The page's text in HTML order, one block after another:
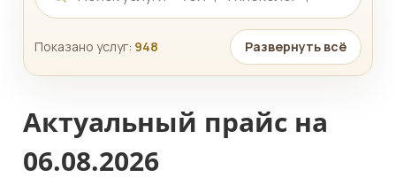
Показано услуг: 948 Развернуть всё
Актуальный прайс на
06.08.2026